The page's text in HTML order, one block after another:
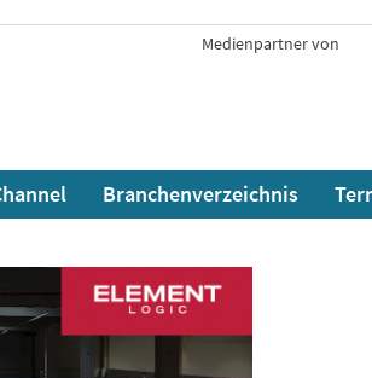
Medienpartner von
Branchenverzeichnis